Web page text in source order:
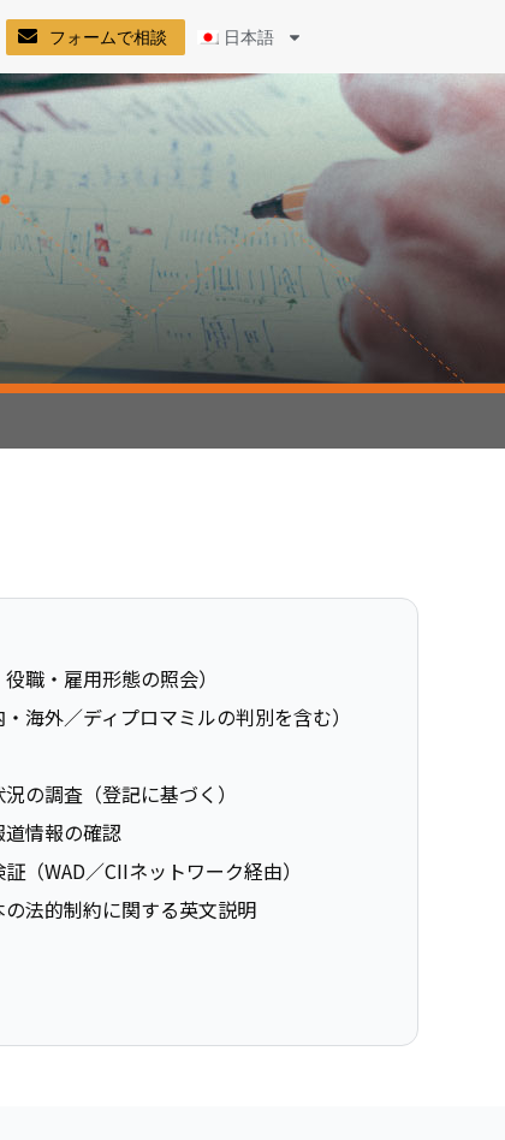
フォームで相談 日本語
職・雇用形態の照会）
海外／ディプロマミルの判別を含む）
の調査（登記に基づく）
情報の確認
（WAD／CIIネットワーク経由）
法的制約に関する英文説明